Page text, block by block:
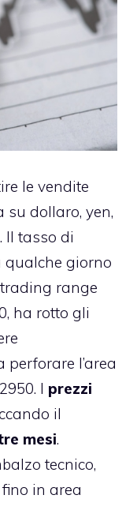
le vendite
su dollaro, yen,
Il tasso di
qualche giorno
trading range
, ha rotto gli
l’area
I prezzi
il
mesi.
tecnico,
in area